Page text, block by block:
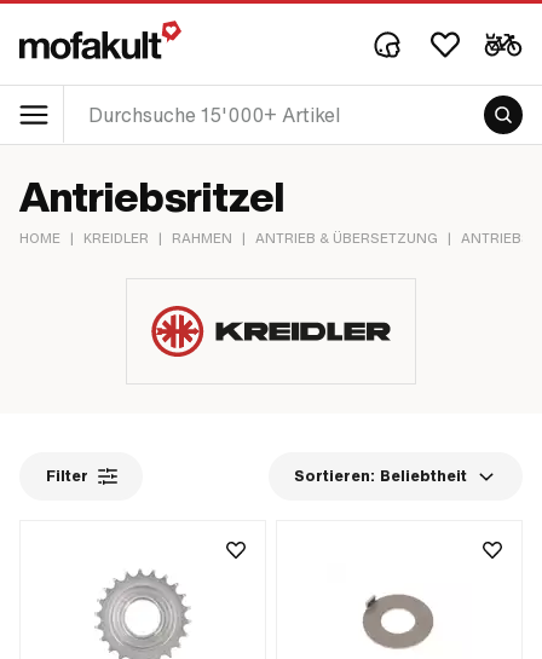
Antriebsritzel
HOME | KREIDLER | RAHMEN | ANTRIEB & ÜBERSETZUNG |
Filter Sortieren: Beliebtheit